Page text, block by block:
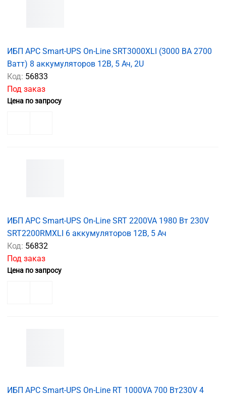
ИБП APC Smart-UPS On-Line SRT3000XLI (3000 ВА 2700
Ватт) 8 аккумуляторов 12В, 5 Ач, 2U
Код: 56833
Под заказ
Цена по запросу
ИБП APC Smart-UPS On-Line SRT 2200VA 1980 Вт 230V
SRT2200RMXLI 6 аккумуляторов 12В, 5 Ач
Код: 56832
Под заказ
Цена по запросу
ИБП APC Smart-UPS On-Line RT 1000VA 700 Вт230V 4